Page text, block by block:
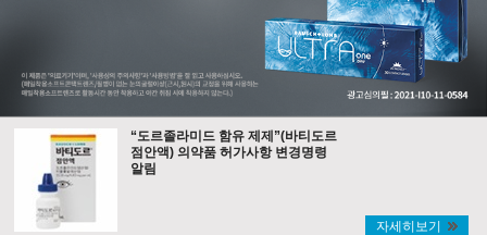
“도르졸라미드 함유 제제”(바티도르
점안액) 의약품 허가사항 변경명령
알림
자세히보기